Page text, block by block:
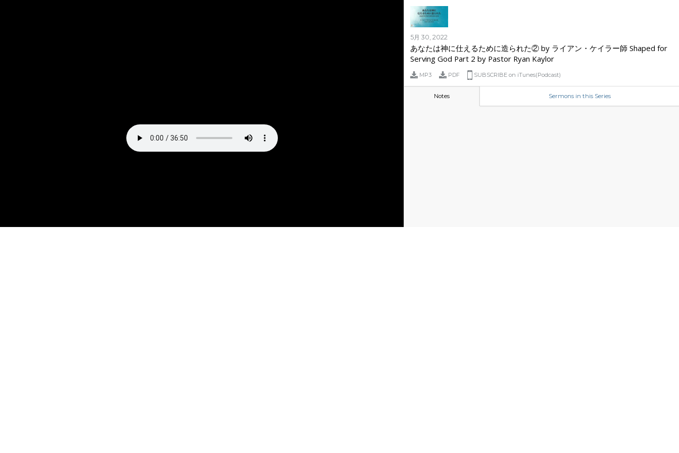
5月 30, 2022
あなたは神に仕えるために造られた② by ライアン・ケイラー師 Shaped for
Serving God Part 2 by Pastor Ryan Kaylor
MP3 PDF SUBSCRIBE on iTunes(Podcast)
Notes Sermons in this Series